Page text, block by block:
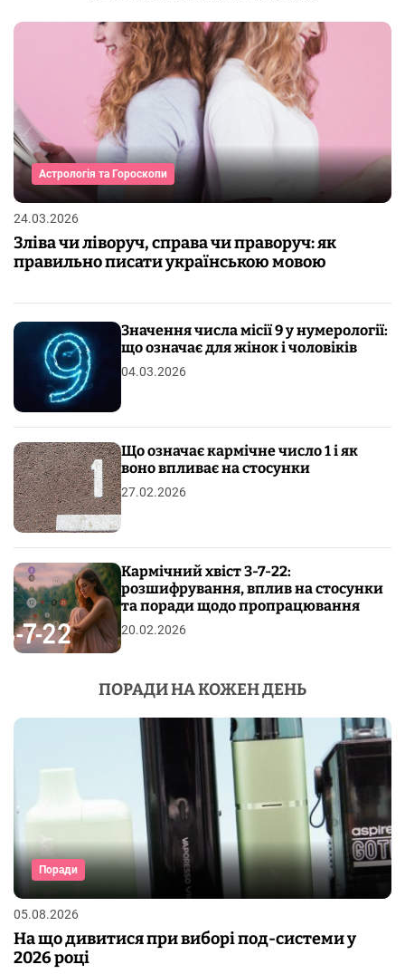
Астрологія та Гороскопи
24.03.2026
Зліва чи ліворуч, справа чи праворуч: як
правильно писати українською мовою
Значення числа місії 9 у нумерології:
що означає для жінок і чоловіків
04.03.2026
Що означає кармічне число 1 і як
воно впливає на стосунки
27.02.2026
Кармічний хвіст 3-7-22:
розшифрування, вплив на стосунки
та поради щодо пропрацювання
20.02.2026
ПОРАДИ НА КОЖЕН ДЕНЬ
Поради
05.08.2026
На що дивитися при виборі под-системи у
2026 році